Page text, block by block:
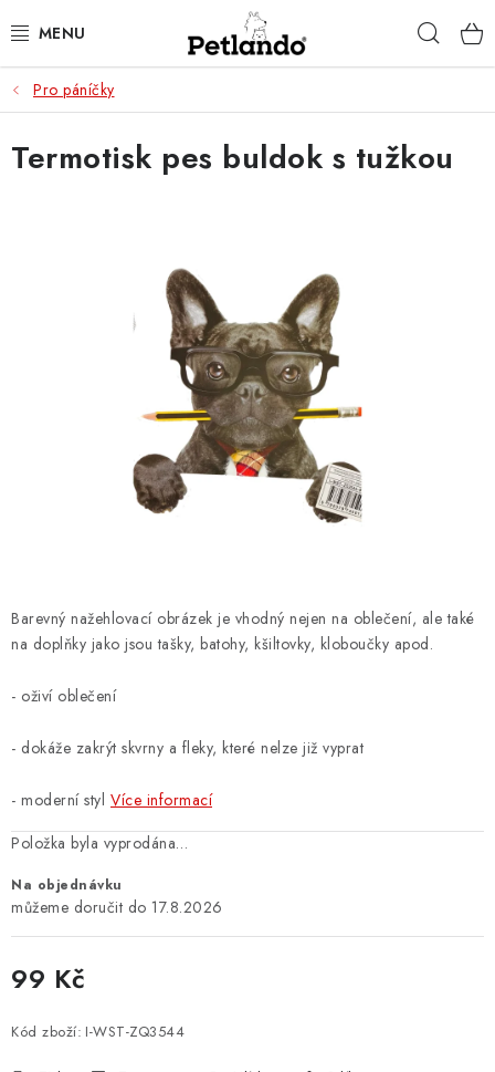
na
PRO PSY
PRO KOČKY
ZACHRAŇ PRODUKT
REGISTROVAT
Jak vyměnit či vrátit zboží
Podmínky ochrany osobních údajů
Pro páníčky
Barevný nažehlovací obrázek je vhodný nejen na oblečení, ale také
na doplňky jako jsou tašky, batohy, kšiltovky, kloboučky apod.
- oživí oblečení
- dokáže zakrýt skvrny a fleky, které nelze již vyprat
- moderní styl Více informací
Položka byla vyprodána…
Na objednávku
17.8.2026
99 Kč
Kód zboží: I-WST-ZQ3544
Termotisk pes buldok s tužkou